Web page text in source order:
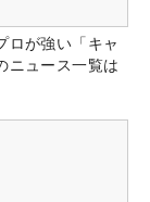
ロが強い「キャ
ニュース一覧は